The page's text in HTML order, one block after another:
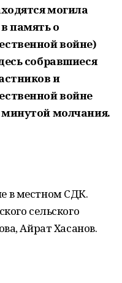
могила
память о
войне)
собравшиеся
и
войне
молчания.
в местном СДК.
сельского
Айрат Хасанов.